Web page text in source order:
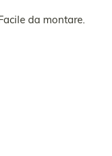
da montare.